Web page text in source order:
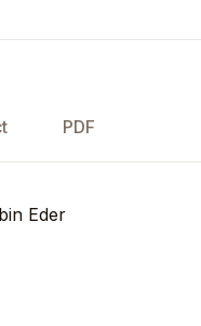
PDF
Eder